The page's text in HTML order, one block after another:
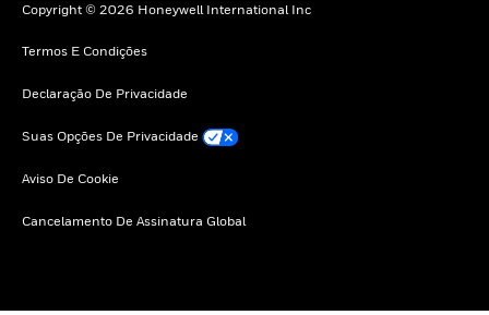
Copyright © 2026 Honeywell International Inc
Termos E Condições
Declaração De Privacidade
Suas Opções De Privacidade
Aviso De Cookie
Cancelamento De Assinatura Global